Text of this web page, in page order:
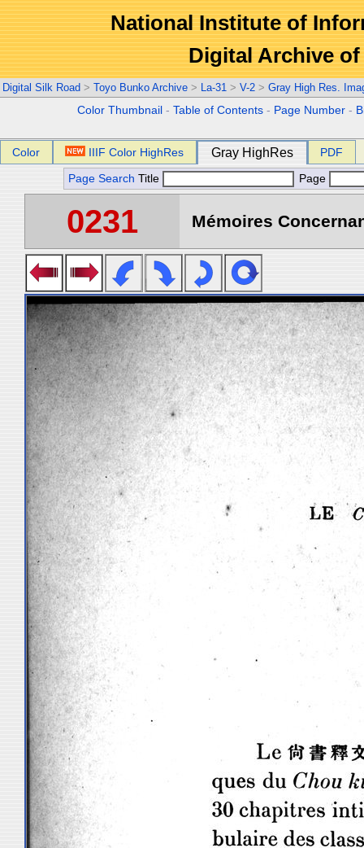
National Institute of
Digital Archive
Digital Silk Road > Toyo Bunko Archive > La-31 > V-2 > Gray High Res.
Color Thumbnail -Table of Contents - Page Number -
Color IIIF Color HighRes Gray HighRes PDF
Page Search Title Page
0231 Mémoires